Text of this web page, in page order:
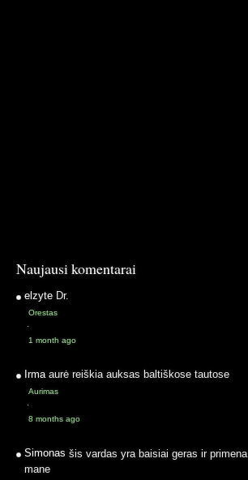
Naujausi komentarai
elzyte Dr.
Orestas
·
1 month ago
Irma aurė reiškia auksas baltiškose tautose
Aurimas
·
8 months ago
Simonas šis vardas yra baisiai geras ir primena
mane